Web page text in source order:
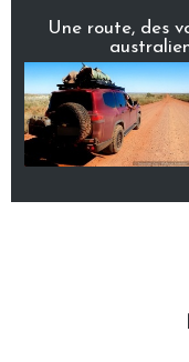
Une route, des